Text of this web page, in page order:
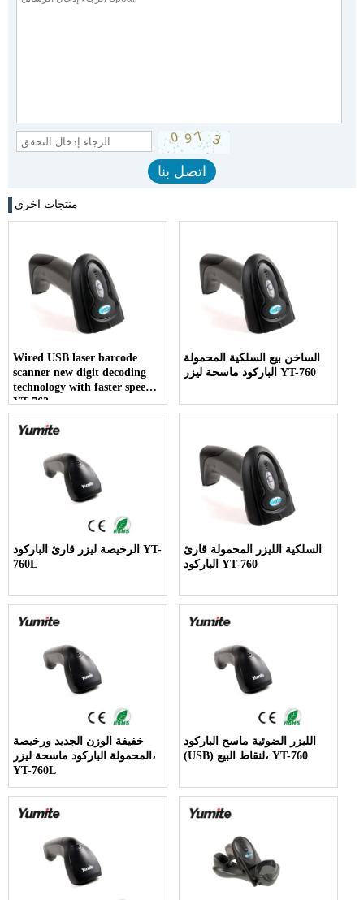
منتجات اخرى
Wired USB laser barcode
scanner new digit decoding
technology with faster speed
YT-763
الساخن بيع السلكية المحمولة
الباركود ماسحة ليزر YT-760
الرخيصة ليزر قارئ الباركود YT-
760L
السلكية الليزر المحمولة قارئ
الباركود YT-760
خفيفة الوزن الجديد ورخيصة
المحمولة الباركود ماسحة ليزر،
YT-760L
الليزر الضوئية ماسح الباركود
(USB) لنقاط البيع، YT-760